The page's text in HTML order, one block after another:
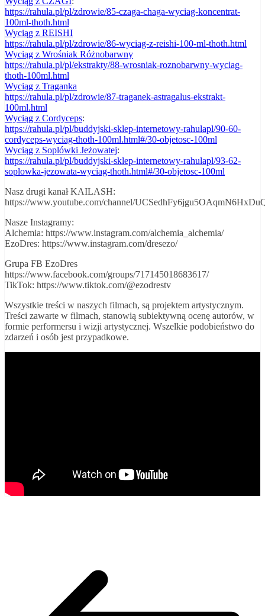
https://rahula.pl/pl/zdrowie/85-czaga-chaga-wyciag-koncentrat-
100ml-thoth.html
Wyciąg z REISHI
https://rahula.pl/pl/zdrowie/86-wyciag-z-reishi-100-ml-thoth.html
Wyciąg z Wrośniak Różnobarwny
https://rahula.pl/pl/ekstrakty/88-wrosniak-roznobarwny-wyciag-
thoth-100ml.html
Wyciąg z Traganka
https://rahula.pl/pl/zdrowie/87-traganek-astragalus-ekstrakt-
100ml.html
Wyciąg z Cordyceps:
https://rahula.pl/pl/buddyjski-sklep-internetowy-rahulapl/90-60-
cordyceps-wyciag-thoth-100ml.html#/30-objetosc-100ml
Wyciąg z Soplówki Jeżowatej:
https://rahula.pl/pl/buddyjski-sklep-internetowy-rahulapl/93-62-
soplowka-jezowata-wyciag-thoth.html#/30-objetosc-100ml
Nasz drugi kanał KAILASH:
https://www.youtube.com/channel/
Nasze Instagramy:
Alchemia: https://www.instagram.com/alchemia_alchemia/
EzoDres: https://www.instagram.com/dresezo/
Grupa FB EzoDres
https://www.facebook.com/groups/717145018683617/
TikTok: https://www.tiktok.com/@ezodrestv
Wszystkie treści w naszych filmach, są projektem artystycznym.
Treści zawarte w filmach, stanowią subiektywną ocenę autorów, w
formie performersu i wizji artystycznej. Wszelkie podobieństwo do
zdarzeń i osób jest przypadkowe.